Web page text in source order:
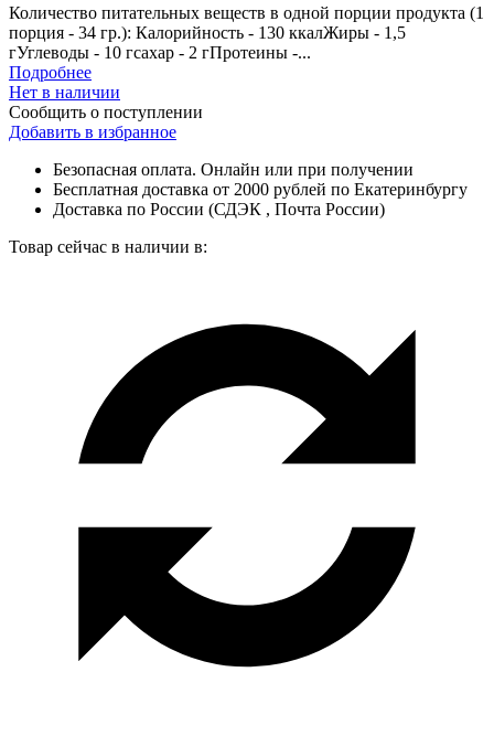
Количество питательных веществ в одной порции продукта (1
порция - 34 гр.): Калорийность - 130 ккалЖиры - 1,5
гУглеводы - 10 гсахар - 2 гПротеины -...
Подробнее
Нет в наличии
Сообщить о поступлении
Добавить в избранное
Безопасная оплата. Онлайн или при получении
Бесплатная доставка от 2000 рублей по Екатеринбургу
Доставка по России (СДЭК , Почта России)
Товар сейчас в наличии в: